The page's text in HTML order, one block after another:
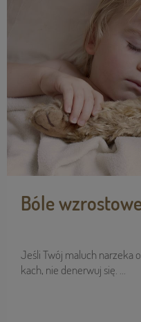
Bóle
Jeśli Twój maluch narzeka
kach, nie dener­wuj się. ...